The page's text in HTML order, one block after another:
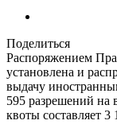
Поделиться
Распоряжением
установлена и
выдачу
595 разрешений на
квоты составляет